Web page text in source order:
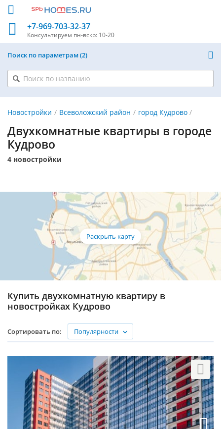
+7-969-703-32-37
Консультируем пн-вскр: 10-20
Поиск по параметрам 2
Новостройки Всеволожский район город Кудрово
Двухкомнатные квартиры в городе
Кудрово
4 новостройки
Купить двухкомнатную квартиру в
новостройках Кудрово
Сортировать по: Популярности